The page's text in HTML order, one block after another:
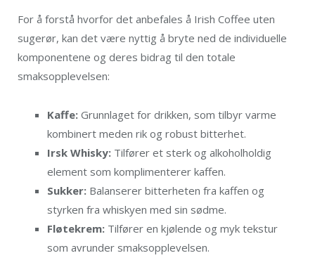
For å forstå hvorfor det anbefales å Irish Coffee uten
sugerør, kan det være nyttig å bryte ned de individuelle
komponentene og deres bidrag til den totale
smaksopplevelsen:
Kaffe: Grunnlaget for drikken, som tilbyr varme
kombinert meden rik og robust bitterhet.
Irsk Whisky: Tilfører et sterk og alkoholholdig
element som komplimenterer kaffen.
Sukker: Balanserer bitterheten fra kaffen og
styrken fra whiskyen med sin sødme.
Fløtekrem: Tilfører en kjølende og myk tekstur
som avrunder smaksopplevelsen.